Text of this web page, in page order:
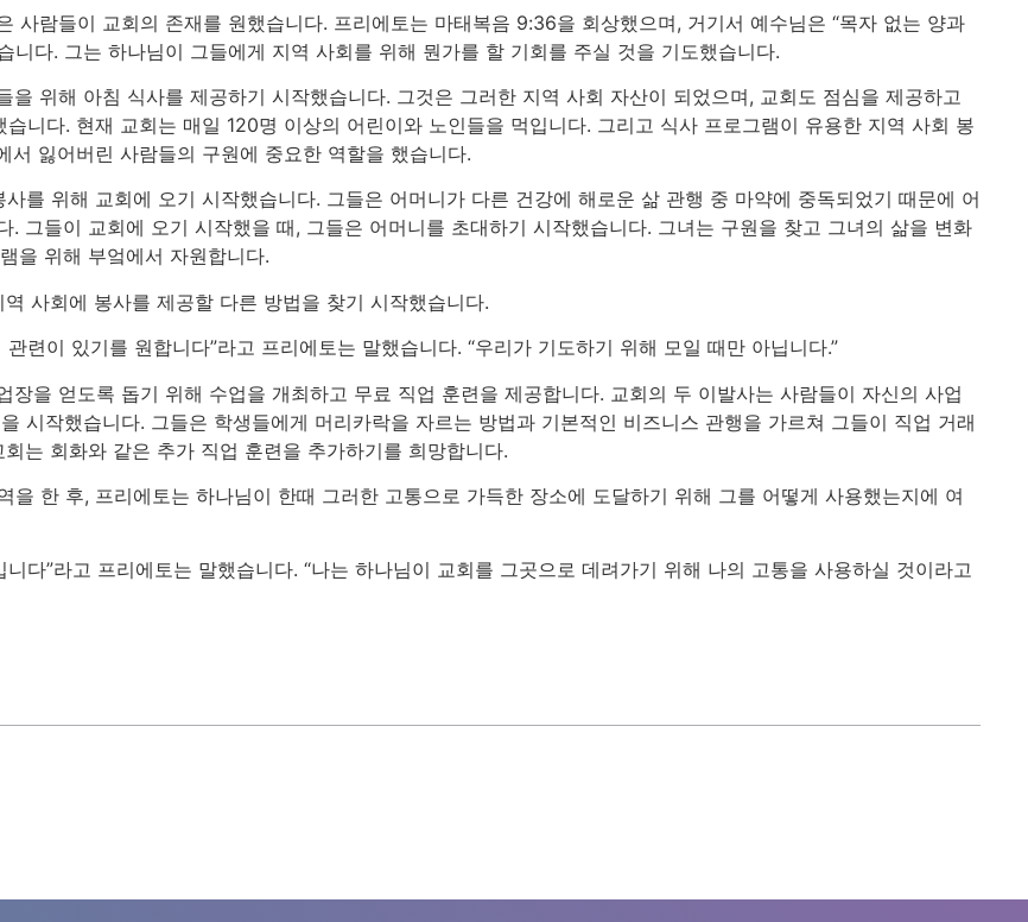
사람들이 교회의 존재를 원했습니다. 프리에토는 마태복음 9:36을 회상했으며, 거기서 예수님은 “목자 없는 양과
니다. 그는 하나님이 그들에게 지역 사회를 위해 뭔가를 할 기회를 주실 것을 기도했습니다.
을 위해 아침 식사를 제공하기 시작했습니다. 그것은 그러한 지역 사회 자산이 되었으며, 교회도 점심을 제공하고
습니다. 현재 교회는 매일 120명 이상의 어린이와 노인들을 먹입니다. 그리고 식사 프로그램이 유용한 지역 사회 봉
서 잃어버린 사람들의 구원에 중요한 역할을 했습니다.
를 위해 교회에 오기 시작했습니다. 그들은 어머니가 다른 건강에 해로운 삶 관행 중 마약에 중독되었기 때문에 어
. 그들이 교회에 오기 시작했을 때, 그들은 어머니를 초대하기 시작했습니다. 그녀는 구원을 찾고 그녀의 삶을 변화
을 위해 부엌에서 자원합니다.
사회에 봉사를 제공할 다른 방법을 찾기 시작했습니다.
련이 있기를 원합니다”라고 프리에토는 말했습니다. “우리가 기도하기 위해 모일 때만 아닙니다.”
장을 얻도록 돕기 위해 수업을 개최하고 무료 직업 훈련을 제공합니다. 교회의 두 이발사는 사람들이 자신의 사업
시작했습니다. 그들은 학생들에게 머리카락을 자르는 방법과 기본적인 비즈니스 관행을 가르쳐 그들이 직업 거래
는 회화와 같은 추가 직업 훈련을 추가하기를 희망합니다.
을 한 후, 프리에토는 하나님이 한때 그러한 고통으로 가득한 장소에 도달하기 위해 그를 어떻게 사용했는지에 여
다”라고 프리에토는 말했습니다. “나는 하나님이 교회를 그곳으로 데려가기 위해 나의 고통을 사용하실 것이라고